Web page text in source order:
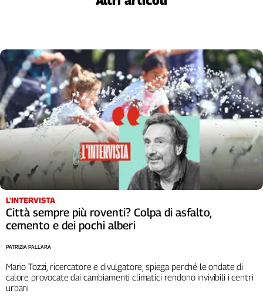
Piemonte
Puglia
Sardegna
Sicilia
Toscana
Trentino
Valle
D'Aosta
Veneto
Archivio
Storico
1955-
Cerca
L’INTERVISTA
Città sempre più roventi? Colpa di asfalto,
cemento e dei pochi alberi
Mario Tozzi, ricercatore e divulgatore, spiega perché le ondate di
calore provocate dai cambiamenti climatici rendono invivibili i centri
urbani
PATRIZIA PALLARA